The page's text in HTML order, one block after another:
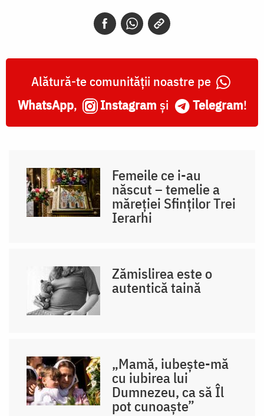
Alătură-te comunității noastre pe
WhatsApp, Instagram și Telegram!
Femeile ce i-au
născut – temelie a
măreției Sfinților Trei
Ierarhi
Zămislirea este o
autentică taină
„Mamă, iubește-mă
cu iubirea lui
Dumnezeu, ca să Îl
pot cunoaște”